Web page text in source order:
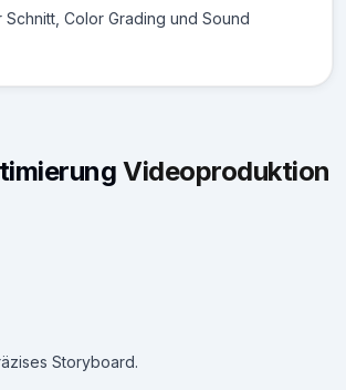
Color Grading und Sound
Videoproduktion
Storyboard.